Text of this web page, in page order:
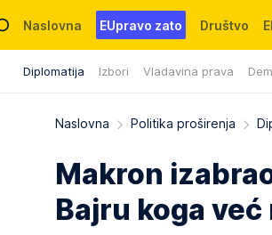
Naslovna EUpravo zato Društvo
Diplomatija Izbori Vladavina prava
Događaji News WMG fondacija
Naslovna Politika proširenja
Makron
Bajru koga